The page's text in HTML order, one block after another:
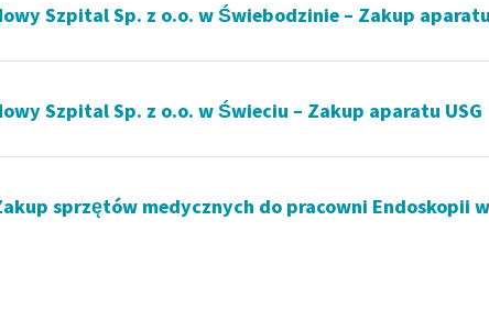
Szpital Sp. z o.o. w Świebodzinie – Zakup
Szpital Sp. z o.o. w Świeciu – Zakup aparatu USG
sprzętów medycznych do pracowni Endoskopii